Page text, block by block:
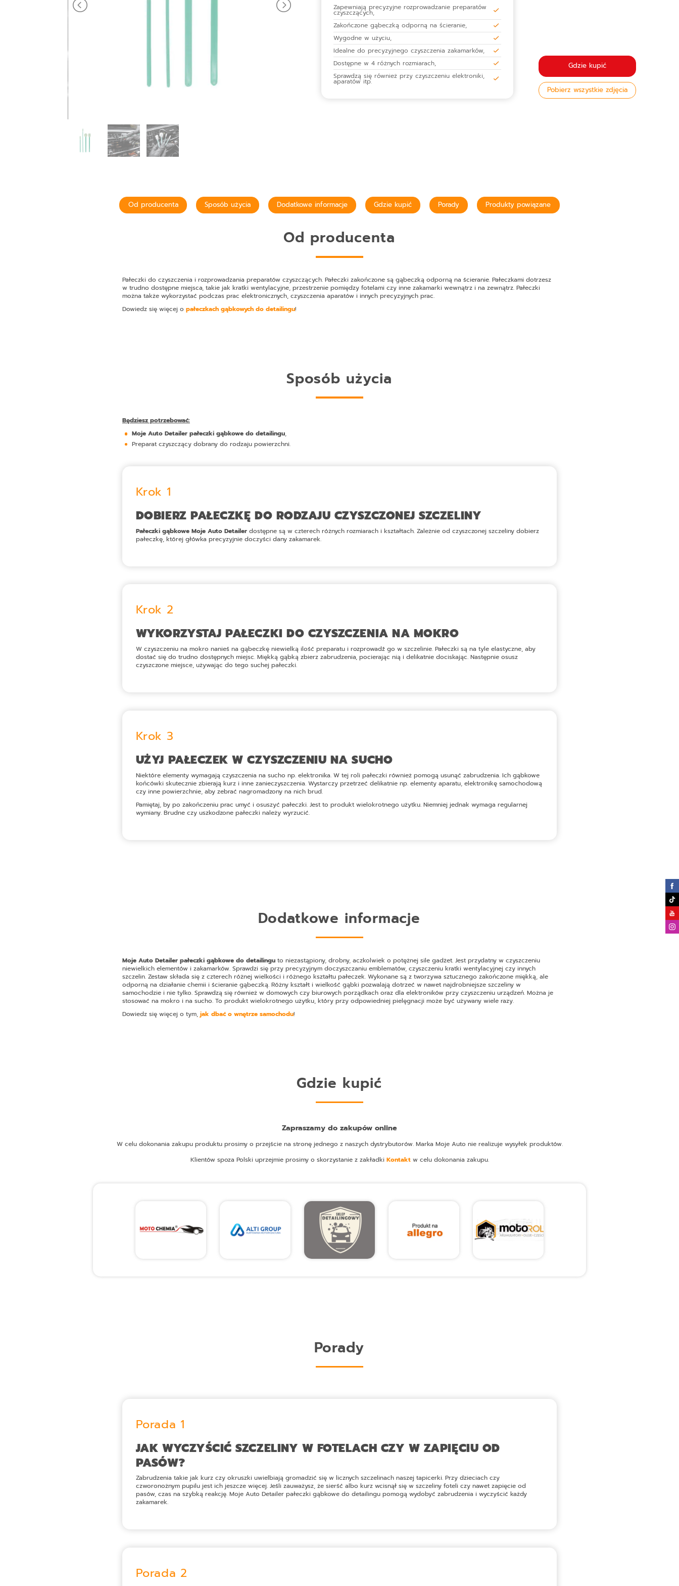
Zapewniają precyzyjne rozprowadzanie preparatów
czyszczących,
Zakończone gąbeczką odporną na ścieranie,
Wygodne w użyciu,
Idealne do precyzyjnego czyszczenia zakamarków,
Dostępne w 4 różnych rozmiarach,
Sprawdzą się również przy czyszczeniu elektroniki,
aparatów itp.
Gdzie kupić
Pobierz wszystkie zdjęcia
Od producenta Sposób użycia Dodatkowe informacje Gdzie kupić Porady Produkty powiązane
Od producenta
Pałeczki do czyszczenia i rozprowadzania preparatów czyszczących. Pałeczki zakończone są gąbeczką odporną na ścieranie. Pałeczkami dotrzesz
w trudno dostępne miejsca, takie jak kratki wentylacyjne, przestrzenie pomiędzy fotelami czy inne zakamarki wewnątrz i na zewnątrz. Pałeczki
można także wykorzystać podczas prac elektronicznych, czyszczenia aparatów i innych precyzyjnych prac.
Dowiedz się więcej o pałeczkach gąbkowych do detailingu!
Sposób użycia
Będziesz potrzebować:
Moje Auto Detailer pałeczki gąbkowe do detailingu,
Preparat czyszczący dobrany do rodzaju powierzchni.
Krok 1
DOBIERZ PAŁECZKĘ DO RODZAJU CZYSZCZONEJ SZCZELINY
Pałeczki gąbkowe Moje Auto Detailerdostępne są w czterech różnych rozmiarach i kształtach. Zależnie od czyszczonej szczeliny dobierz
pałeczkę, której główka precyzyjnie doczyści dany zakamarek.
Krok 2
WYKORZYSTAJ PAŁECZKI DO CZYSZCZENIA NA MOKRO
W czyszczeniu na mokro nanieś na gąbeczkę niewielką ilość preparatu i rozprowadź go w szczelinie. Pałeczki są na tyle elastyczne, aby
dostać się do trudno dostępnych miejsc. Miękką gąbką zbierz zabrudzenia, pocierając nią i delikatnie dociskając. Następnie osusz
czyszczone miejsce, używając do tego suchej pałeczki.
Krok 3
UŻYJ PAŁECZEK W CZYSZCZENIU NA SUCHO
Niektóre elementy wymagają czyszczenia na sucho np. elektronika. W tej roli pałeczki również pomogą usunąć zabrudzenia. Ich gąbkowe
końcówki skutecznie zbierają kurz i inne zanieczyszczenia. Wystarczy przetrzeć delikatnie np. elementy aparatu, elektronikę samochodową
czy inne powierzchnie, aby zebrać nagromadzony na nich brud.
Pamiętaj, by po zakończeniu prac umyć i osuszyć pałeczki. Jest to produkt wielokrotnego użytku. Niemniej jednak wymaga regularnej
wymiany. Brudne czy uszkodzone pałeczki należy wyrzucić.
Dodatkowe informacje
Moje Auto Detailer pałeczki gąbkowe do detailinguto niezastąpiony, drobny, aczkolwiek o potężnej sile gadżet. Jest przydatny w czyszczeniu
niewielkich elementów i zakamarków. Sprawdzi się przy precyzyjnym doczyszczaniu emblematów, czyszczeniu kratki wentylacyjnej czy innych
szczelin. Zestaw składa się z czterech różnej wielkości i różnego kształtu pałeczek. Wykonane są z tworzywa sztucznego zakończone miękką, ale
odporną na działanie chemii i ścieranie gąbeczką. Różny kształt i wielkość gąbki pozwalają dotrzeć w nawet najdrobniejsze szczeliny w
samochodzie i nie tylko. Sprawdzą się również w domowych czy biurowych porządkach oraz dla elektroników przy czyszczeniu urządzeń. Można je
stosować na mokro i na sucho. To produkt wielokrotnego użytku, który przy odpowiedniej pielęgnacji może być używany wiele razy.
Dowiedz się więcej o tym, jak dbać o wnętrze samochodu!
Gdzie kupić
Zapraszamy do zakupów online
W celu dokonania zakupu produktu prosimy o przejście na stronę jednego z naszych dystrybutorów. Marka Moje Auto nie realizuje wysyłek produktów.
Klientów spoza Polski uprzejmie prosimy o skorzystanie z zakładki Kontaktw celu dokonania zakupu.
Porady
Porada 1
JAK WYCZYŚCIĆ SZCZELINY W FOTELACH CZY W ZAPIĘCIU OD
PASÓW?
Zabrudzenia takie jak kurz czy okruszki uwielbiają gromadzić się w licznych szczelinach naszej tapicerki. Przy dzieciach czy
czworonożnym pupilu jest ich jeszcze więcej. Jeśli zauważysz, że sierść albo kurz wcisnął się w szczeliny foteli czy nawet zapięcie od
pasów, czas na szybką reakcję. Moje Auto Detailer pałeczki gąbkowe do detailingupomogą wydobyć zabrudzenia i wyczyścić każdy
zakamarek.
Porada 2